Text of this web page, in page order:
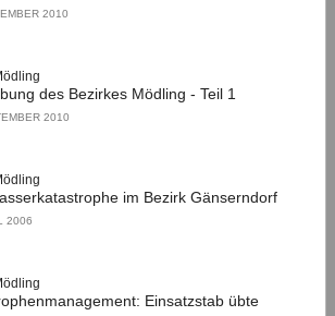
2010
des Bezirkes Mödling - Teil 1
2010
im Bezirk Gänserndorf
2006
Einsatzstab übte